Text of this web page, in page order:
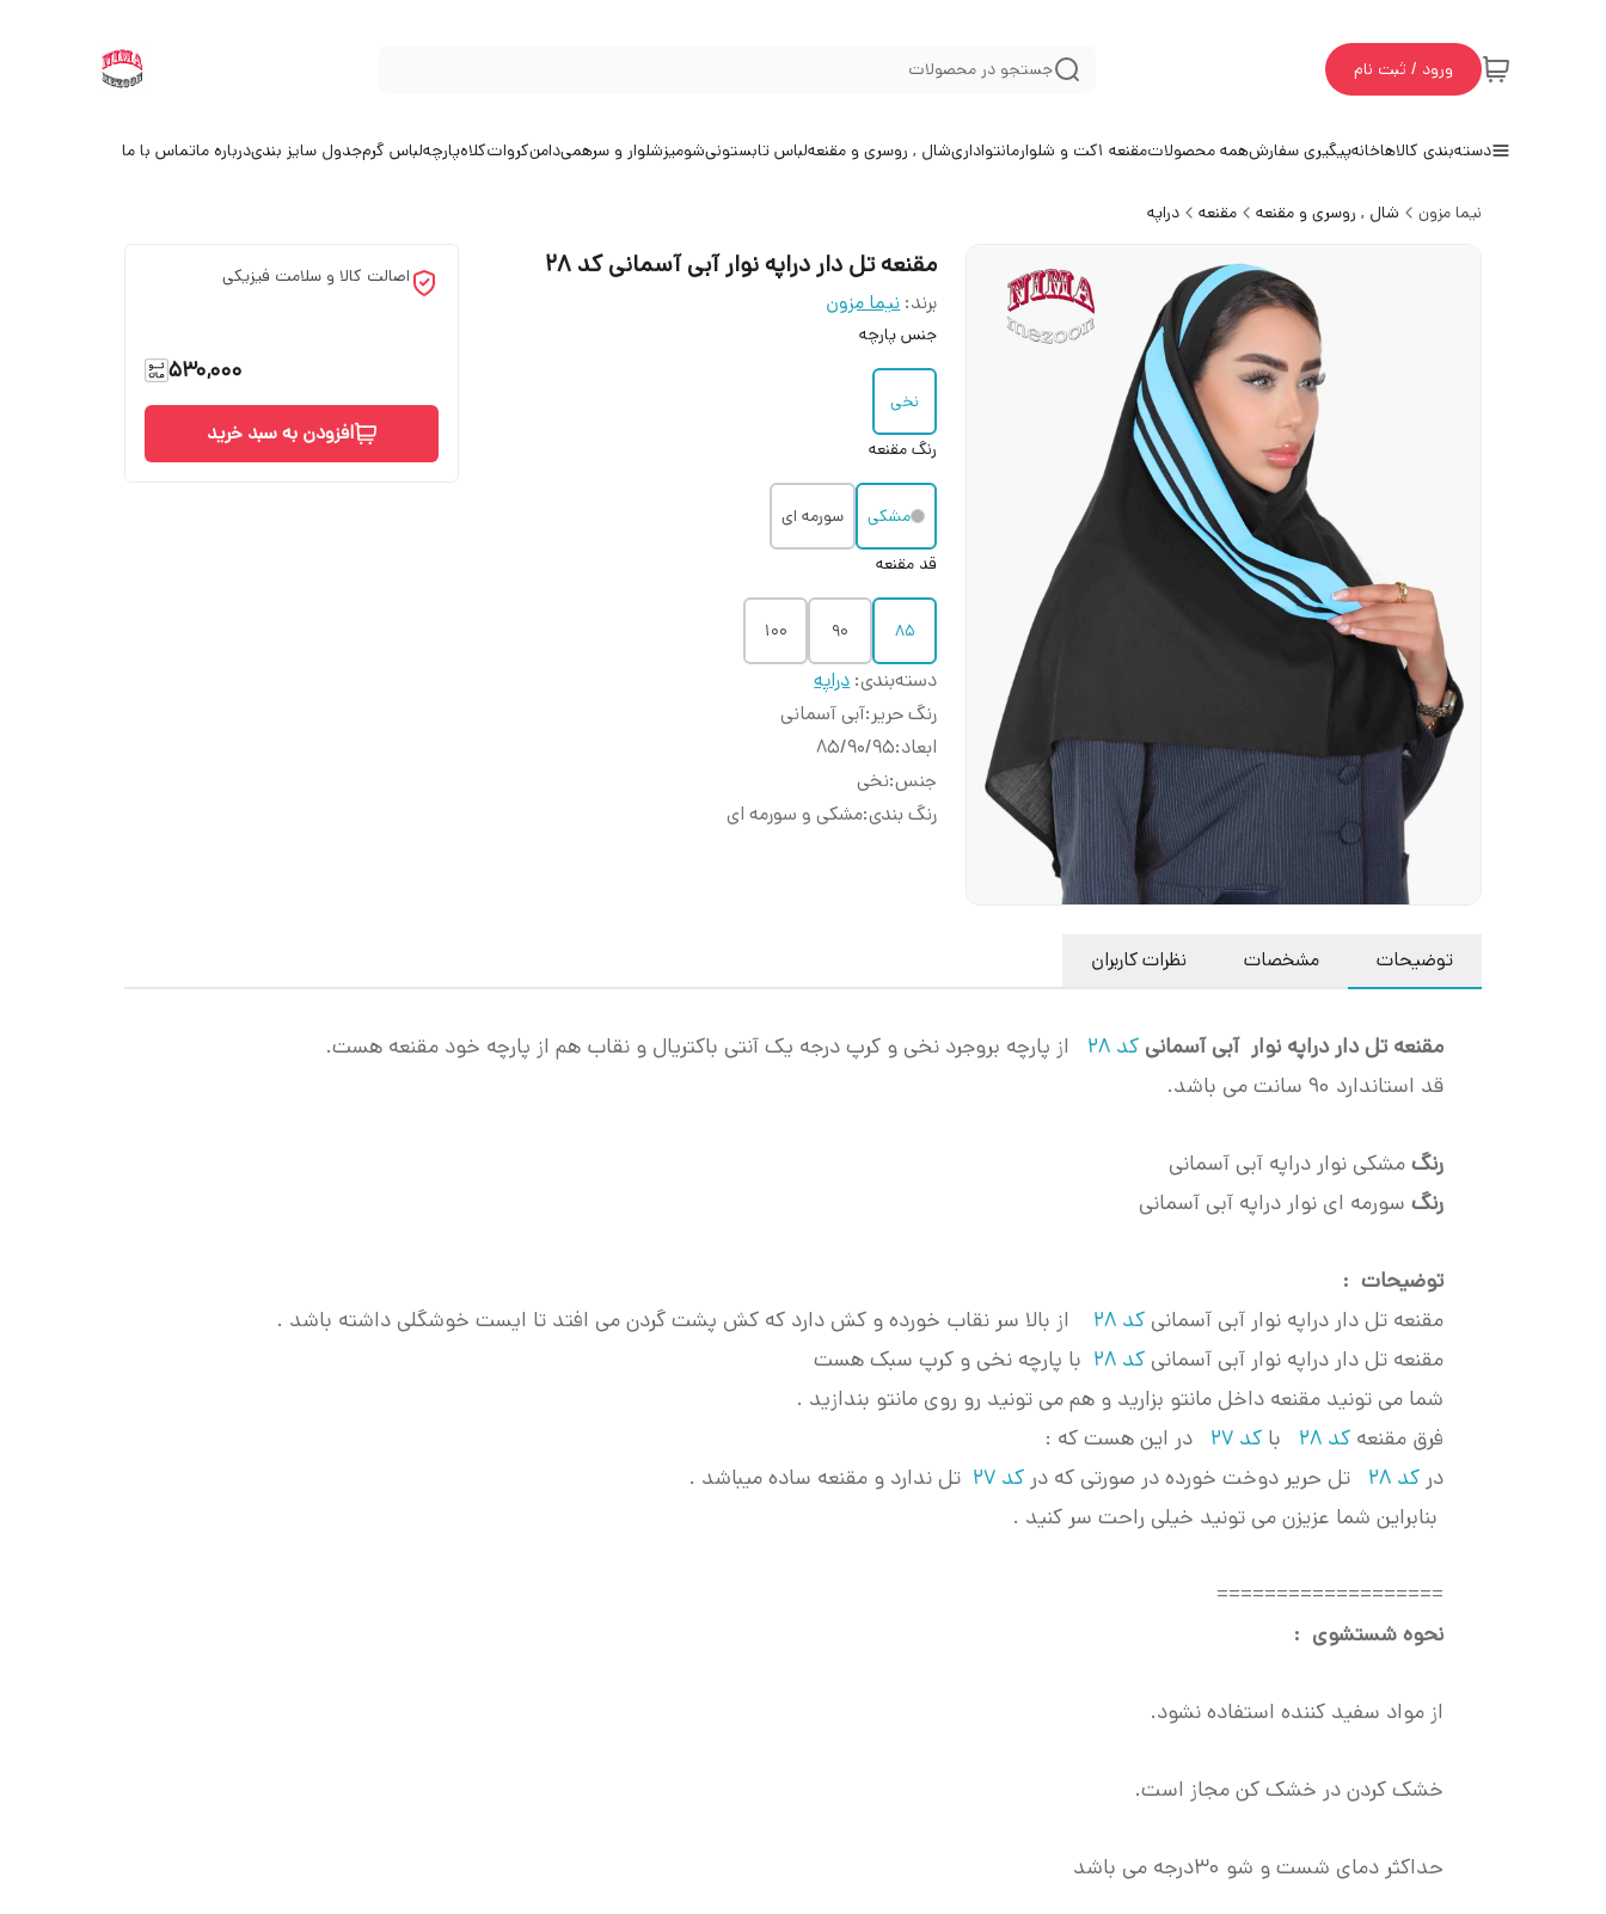
ورود / ثبت نام جستجو در محصولات
دسته‌بندی کالاهاخانهپیگیری سفارشهمه محصولاتمقنعه 1 کت و شلوارمانتواداریشال , روسری و مقنعهلباس تابستونیشومیزشلوار و سرهمیدامنکرواتکلاهپارچهلباس گرمجدول سایز بندیدرباره ماتماس با ما
نیما مزون شال , روسری و مقنعه مقنعه دراپه
مقنعه تل دار دراپه نوار آبی آسمانی کد 28
برند: نیما مزون
جنس پارچه
نخی
رنگ مقنعه
مشکی
سورمه ای
قد مقنعه
85
90
100
دسته‌بندی:دراپه
رنگ حریر:آبی آسمانی
ابعاد:۸۵/۹۰/۹۵
جنس:نخی
رنگ بندی:مشکی و سورمه ای
اصالت کالا و سلامت فیزیکی
530,000
افزودن به سبد خرید
توضیحات مشخصات نظرات کاربران
مقنعه تل دار دراپه نوار آبی آسمانی کد 28
از پارچه بروجرد نخی و کرپ درجه یک آنتی باکتریال و نقاب هم از پارچه خود مقنعه هست.
قد استاندارد 90 سانت می باشد.
رنگمشکی نوار دراپه آبی آسمانی
رنگ سورمه ای نوار دراپه آبی آسمانی
توضیحات :
مقنعه تل دار دراپه نوار آبی آسمانی کد 28
از بالا سر نقاب خورده و کش دارد که کش پشت گردن می افتد تا ایست خوشگلی داشته باشد .
مقنعه تل دار دراپه نوار آبی آسمانی کد 28
با پارچه نخی و کرپ سبک هست
شما می تونید مقنعه داخل مانتو بزارید و هم می تونید رو روی مانتو بندازید .
فرق مقنعه کد 28 با کد 27
در این هست که :
در کد 28 تل حریر دوخت خورده در صورتی که در کد 27
تل ندارد و مقنعه ساده میباشد .
بنابراین شما عزیزن می تونید خیلی راحت سر کنید .
===================
نحوه شستشوی :
از مواد سفید کننده استفاده نشود.
خشک کردن در خشک کن مجاز است.
حداکثر دمای شست و شو ۳۰درجه می باشد